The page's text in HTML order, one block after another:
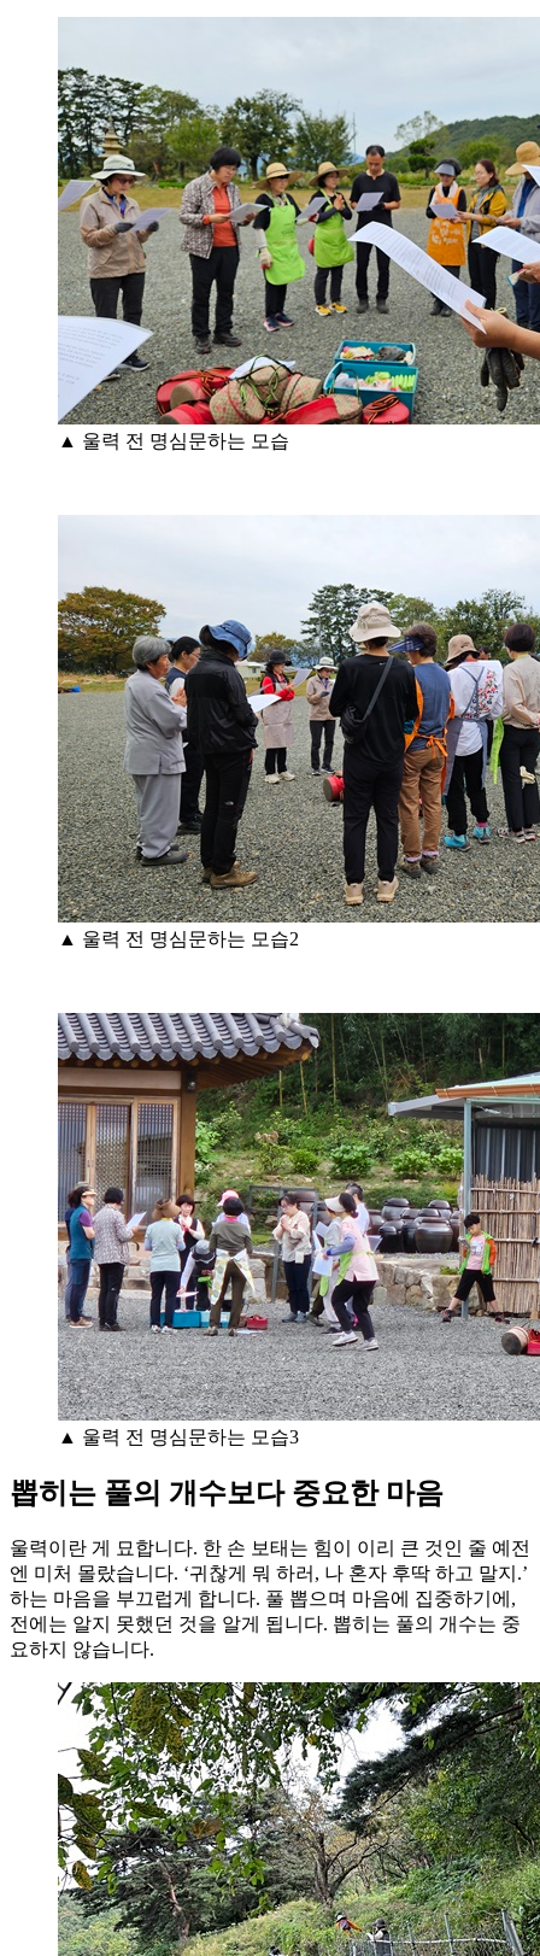
▲ 울력 전 명심문하는 모습
▲ 울력 전 명심문하는 모습2
▲ 울력 전 명심문하는 모습3
뽑히는 풀의 개수보다 중요한 마음
울력이란 게 묘합니다. 한 손 보태는 힘이 이리 큰 것인 줄 예전
엔 미처 몰랐습니다. ‘귀찮게 뭐 하러, 나 혼자 후딱 하고 말지.’
하는 마음을 부끄럽게 합니다. 풀 뽑으며 마음에 집중하기에,
전에는 알지 못했던 것을 알게 됩니다. 뽑히는 풀의 개수는 중
요하지 않습니다.